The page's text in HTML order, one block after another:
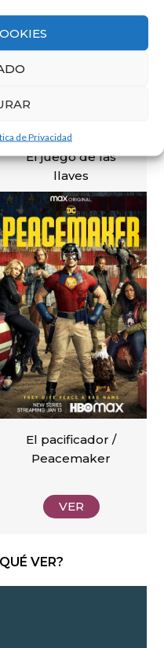
de Privacidad
El juego de las
llaves
VER
El pacificador /
Peacemaker
VER
VER?